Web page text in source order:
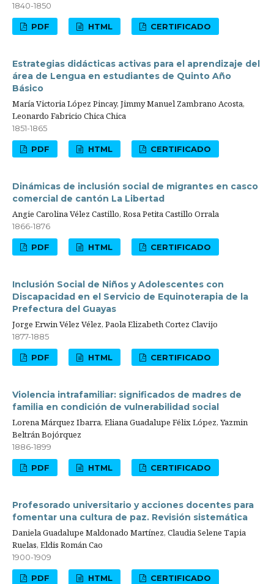
1840-1850
PDF HTML CERTIFICADO
Estrategias didácticas activas para el aprendizaje del
área de Lengua en estudiantes de Quinto Año
Básico
María Victoria López Pincay, Jimmy Manuel Zambrano Acosta,
Leonardo Fabricio Chica Chica
1851-1865
PDF HTML CERTIFICADO
Dinámicas de inclusión social de migrantes en casco
comercial de cantón La Libertad
Angie Carolina Vélez Castillo, Rosa Petita Castillo Orrala
1866-1876
PDF HTML CERTIFICADO
Inclusión Social de Niños y Adolescentes con
Discapacidad en el Servicio de Equinoterapia de la
Prefectura del Guayas
Jorge Erwin Vélez Vélez, Paola Elizabeth Cortez Clavijo
1877-1885
PDF HTML CERTIFICADO
Violencia intrafamiliar: significados de madres de
familia en condición de vulnerabilidad social
Lorena Márquez Ibarra, Eliana Guadalupe Félix López, Yazmin
Beltrán Bojórquez
1886-1899
PDF HTML CERTIFICADO
Profesorado universitario y acciones docentes para
fomentar una cultura de paz. Revisión sistemática
Daniela Guadalupe Maldonado Martínez, Claudia Selene Tapia
Ruelas, Eldis Román Cao
1900-1909
PDF HTML CERTIFICADO